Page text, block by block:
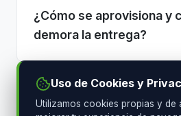
¿Cómo se aprovisiona y
demora la entrega?
¿Qué ventajas tiene
Uso de Cookies y
Utilizamos cookies propias y de